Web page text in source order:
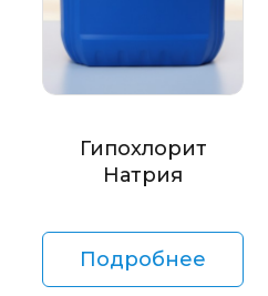
Гипохлорит
Натрия
Подробнее